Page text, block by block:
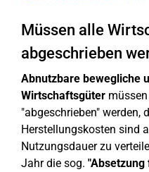
Müssen alle
abgeschrieben
Abnutzbare bewegliche
Wirtschaftsgüter
"abgeschrieben" werden,
Herstellungskosten sind
Nutzungsdauer zu
Jahr die sog.